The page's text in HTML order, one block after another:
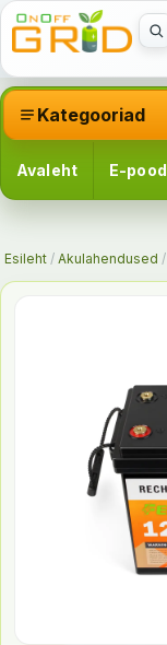
Kategooriad
Avaleht E-pood
Esileht / Akulahendused /